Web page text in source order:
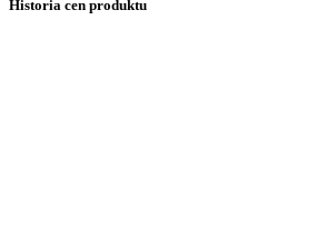
Historia cen produktu